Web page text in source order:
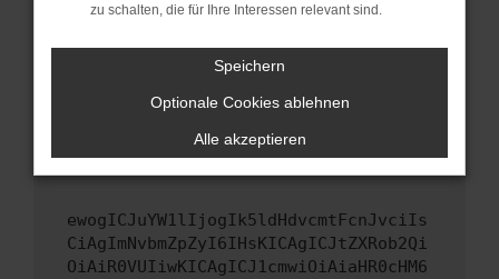
unterstützt werden.
Wende dich an den Webseitenbetreiber.
Wenn du alle oben genannten Schritte versucht
hast, kontaktiere uns bitte. Wir werden
versuchen, das Problem zu beheben. Du kannst
uns diesen Text schicken, um uns bei der
ewogICJuYW1lIjogIk5ldHdvcmtFcnJvciIs
CiAgImNvbmZpZyI6IHsKICAgICJtZXRob2Qi
OiAiR0VUIiwKICAgICJ1cmwiOiAiaHR0cHM6
zu schalten, die für Ihre Interessen relevant sind.
Speichern
Optionale Cookies ablehnen
Alle akzeptieren